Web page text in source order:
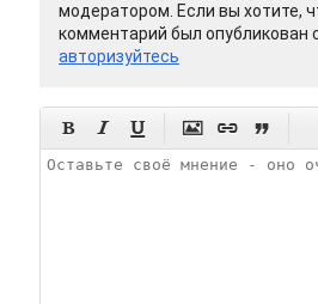
модератором. Если вы хотите,
комментарий был опубликован
авторизуйтесь
     